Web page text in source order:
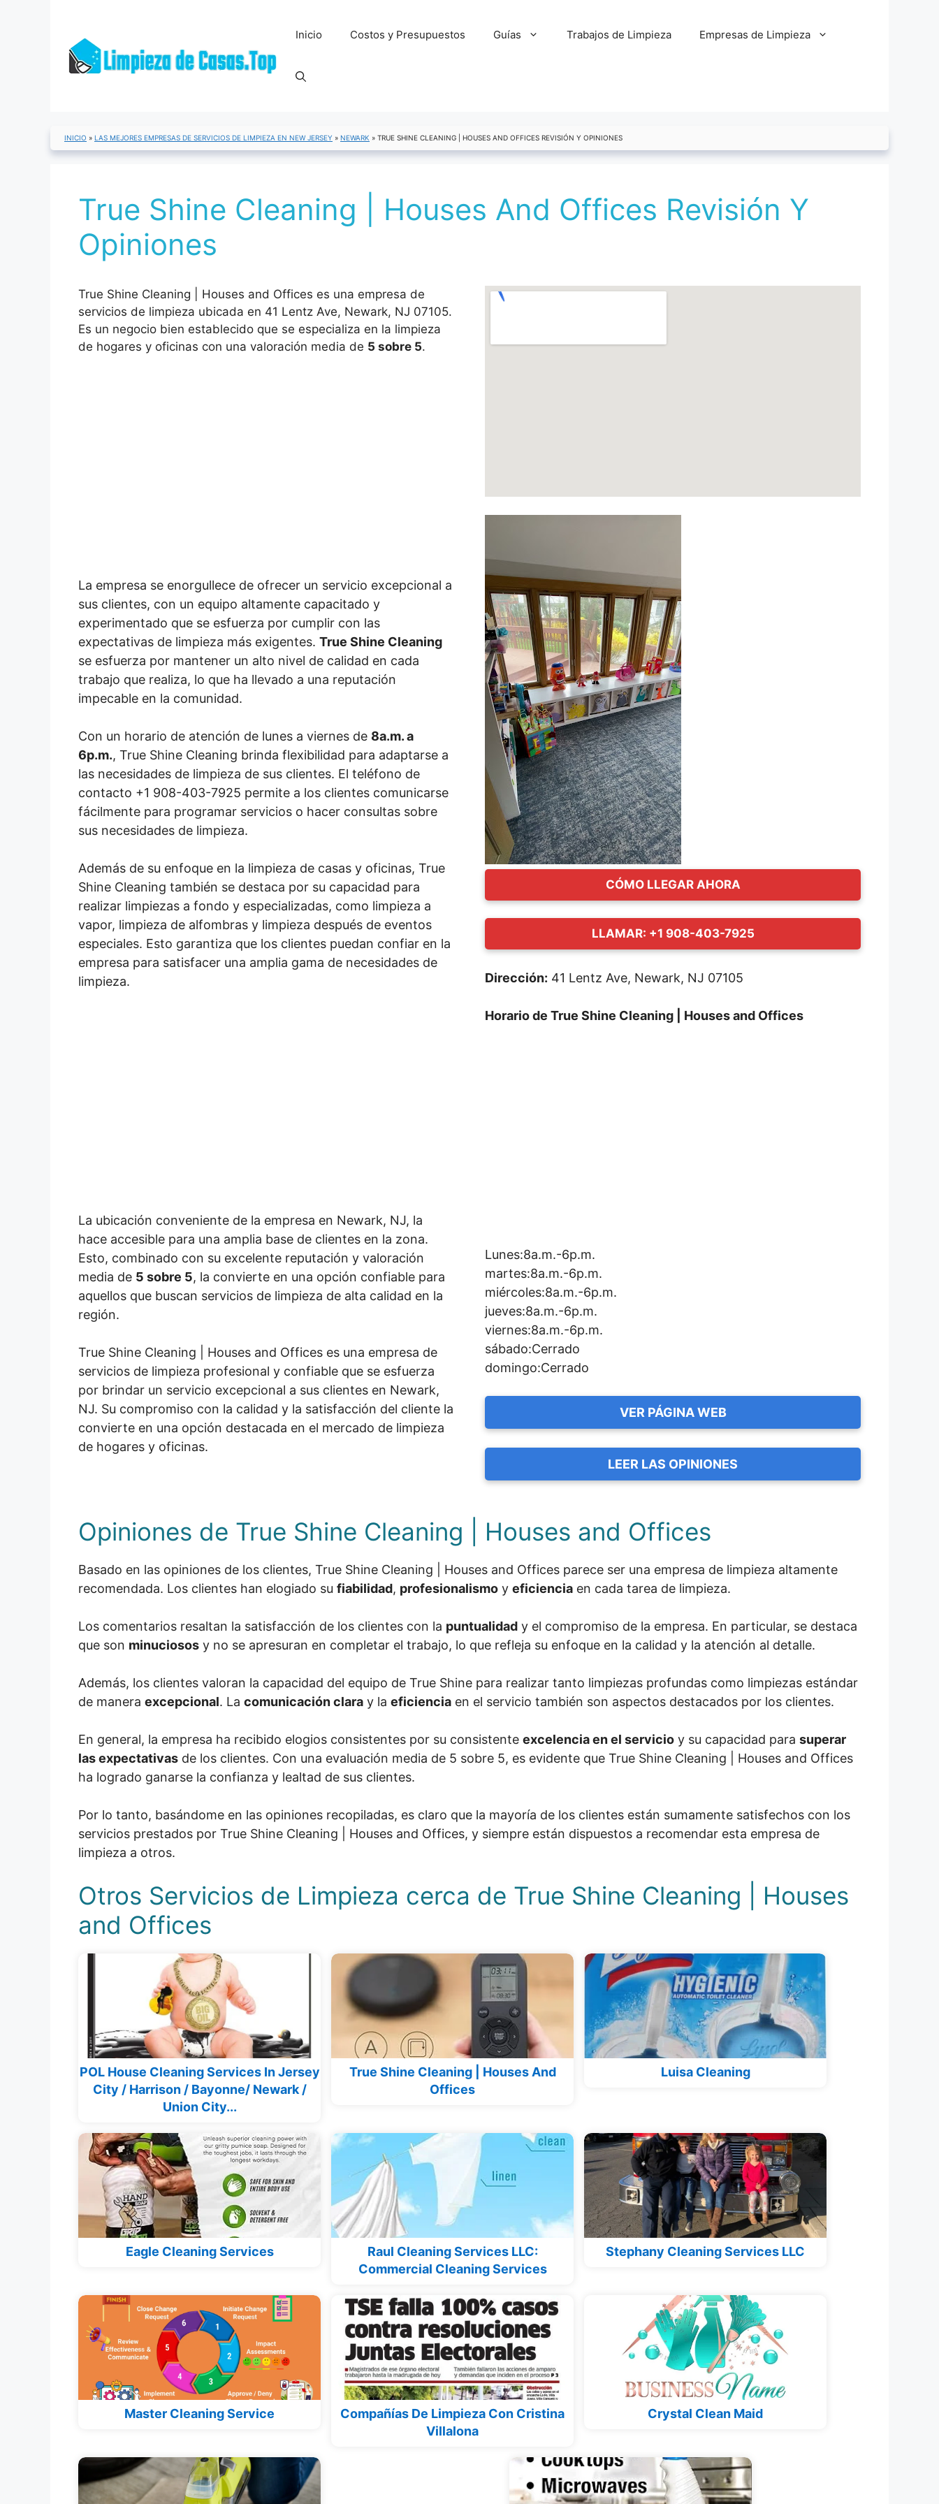
Inicio Costos y Presupuestos Guías Trabajos de Limpieza Empresas de Limpieza
INICIO » LAS MEJORES EMPRESAS DE SERVICIOS DE LIMPIEZA EN NEW JERSEY » NEWARK » TRUE SHINE CLEANING | HOUSES AND OFFICES REVISIÓN Y OPINIONES
True Shine Cleaning | Houses And Offices Revisión Y
Opiniones
True Shine Cleaning | Houses and Offices es una empresa de
servicios de limpieza ubicada en 41 Lentz Ave, Newark, NJ 07105.
Es un negocio bien establecido que se especializa en la limpieza
de hogares y oficinas con una valoración media de 5 sobre 5.
La empresa se enorgullece de ofrecer un servicio excepcional a
sus clientes, con un equipo altamente capacitado y
experimentado que se esfuerza por cumplir con las
expectativas de limpieza más exigentes. True Shine Cleaning
se esfuerza por mantener un alto nivel de calidad en cada
trabajo que realiza, lo que ha llevado a una reputación
impecable en la comunidad.
Con un horario de atención de lunes a viernes de 8a.m. a
6p.m., True Shine Cleaning brinda flexibilidad para adaptarse a
las necesidades de limpieza de sus clientes. El teléfono de
contacto +1 908-403-7925 permite a los clientes comunicarse
fácilmente para programar servicios o hacer consultas sobre
sus necesidades de limpieza.
Además de su enfoque en la limpieza de casas y oficinas, True
Shine Cleaning también se destaca por su capacidad para
realizar limpiezas a fondo y especializadas, como limpieza a
vapor, limpieza de alfombras y limpieza después de eventos
especiales. Esto garantiza que los clientes puedan confiar en la
empresa para satisfacer una amplia gama de necesidades de
limpieza.
La ubicación conveniente de la empresa en Newark, NJ, la
hace accesible para una amplia base de clientes en la zona.
Esto, combinado con su excelente reputación y valoración
media de 5 sobre 5, la convierte en una opción confiable para
aquellos que buscan servicios de limpieza de alta calidad en la
región.
True Shine Cleaning | Houses and Offices es una empresa de
servicios de limpieza profesional y confiable que se esfuerza
por brindar un servicio excepcional a sus clientes en Newark,
NJ. Su compromiso con la calidad y la satisfacción del cliente la
convierte en una opción destacada en el mercado de limpieza
de hogares y oficinas.
CÓMO LLEGAR AHORA
LLAMAR: +1 908-403-7925
Dirección: 41 Lentz Ave, Newark, NJ 07105
Horario de True Shine Cleaning | Houses and Offices
Lunes:8a.m.-6p.m.
martes:8a.m.-6p.m.
miércoles:8a.m.-6p.m.
jueves:8a.m.-6p.m.
viernes:8a.m.-6p.m.
sábado:Cerrado
domingo:Cerrado
VER PÁGINA WEB
LEER LAS OPINIONES
Opiniones de True Shine Cleaning | Houses and Offices
Basado en las opiniones de los clientes, True Shine Cleaning | Houses and Offices parece ser una empresa de limpieza altamente
recomendada. Los clientes han elogiado su fiabilidad, profesionalismo y eficiencia en cada tarea de limpieza.
Los comentarios resaltan la satisfacción de los clientes con la puntualidad y el compromiso de la empresa. En particular, se destaca
que son minuciosos y no se apresuran en completar el trabajo, lo que refleja su enfoque en la calidad y la atención al detalle.
Además, los clientes valoran la capacidad del equipo de True Shine para realizar tanto limpiezas profundas como limpiezas estándar
de manera excepcional. La comunicación clara y la eficiencia en el servicio también son aspectos destacados por los clientes.
En general, la empresa ha recibido elogios consistentes por su consistente excelencia en el servicio y su capacidad para superar
las expectativas de los clientes. Con una evaluación media de 5 sobre 5, es evidente que True Shine Cleaning | Houses and Offices
ha logrado ganarse la confianza y lealtad de sus clientes.
Por lo tanto, basándome en las opiniones recopiladas, es claro que la mayoría de los clientes están sumamente satisfechos con los
servicios prestados por True Shine Cleaning | Houses and Offices, y siempre están dispuestos a recomendar esta empresa de
limpieza a otros.
Otros Servicios de Limpieza cerca de True Shine Cleaning | Houses
and Offices
POL House Cleaning Services In Jersey
City / Harrison / Bayonne/ Newark /
Union City...
True Shine Cleaning | Houses And
Offices
Luisa Cleaning
Eagle Cleaning Services
Raul Cleaning Services LLC:
Commercial Cleaning Services
Stephany Cleaning Services LLC
Master Cleaning Service
Compañías De Limpieza Con Cristina
Villalona
Crystal Clean Maid